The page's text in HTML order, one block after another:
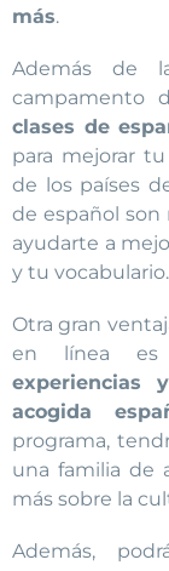
más.
Además de
campamento
clases de
para mejorar
de los países
de español son
ayudarte a
y tu vocabulario.
Otra gran
en línea
experiencias
acogida
programa,
una familia de
más sobre la
Además,